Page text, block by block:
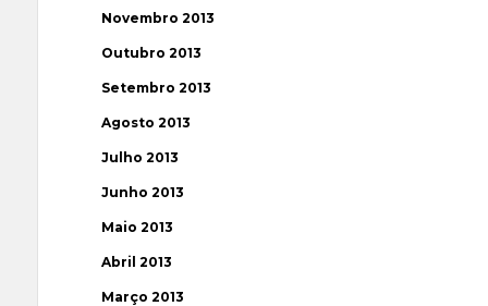
Novembro 2013
Outubro 2013
Setembro 2013
Agosto 2013
Julho 2013
Junho 2013
Maio 2013
Abril 2013
Março 2013